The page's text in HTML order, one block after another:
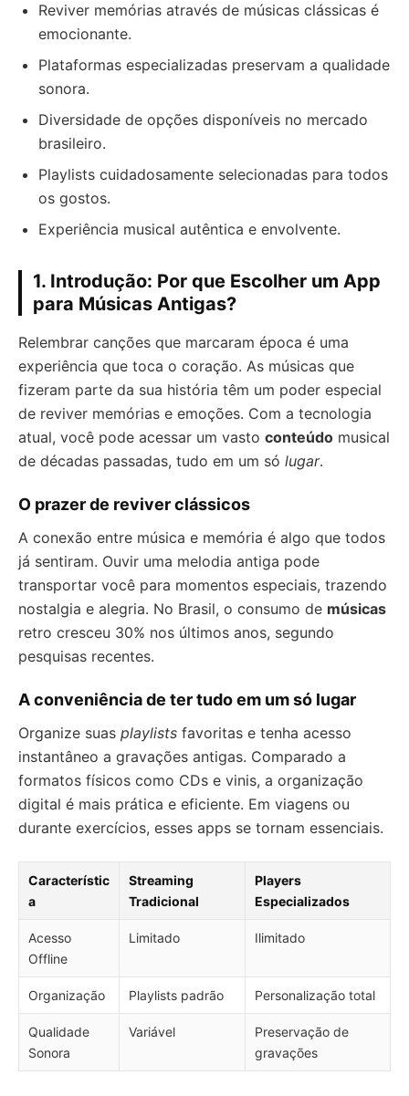
Reviver memórias através de músicas clássicas é
emocionante.
Plataformas especializadas preservam a qualidade
sonora.
Diversidade de opções disponíveis no mercado
brasileiro.
Playlists cuidadosamente selecionadas para todos
os gostos.
Experiência musical autêntica e envolvente.
1. Introdução: Por que Escolher um App
para Músicas Antigas?
Relembrar canções que marcaram época é uma
experiência que toca o coração. As músicas que
fizeram parte da sua história têm um poder especial
de reviver memórias e emoções. Com a tecnologia
atual, você pode acessar um vasto conteúdo musical
de décadas passadas, tudo em um só lugar.
O prazer de reviver clássicos
A conexão entre música e memória é algo que todos
já sentiram. Ouvir uma melodia antiga pode
transportar você para momentos especiais, trazendo
nostalgia e alegria. No Brasil, o consumo de músicas
retro cresceu 30% nos últimos anos, segundo
pesquisas recentes.
A conveniência de ter tudo em um só lugar
Organize suas playlists favoritas e tenha acesso
instantâneo a gravações antigas. Comparado a
formatos físicos como CDs e vinis, a organização
digital é mais prática e eficiente. Em viagens ou
durante exercícios, esses apps se tornam essenciais.
Característic
a
Streaming
Tradicional
Players
Especializados
Acesso
Offline
Limitado Ilimitado
Organização Playlists padrão Personalização total
Qualidade
Sonora
Variável
Preservação de
gravações